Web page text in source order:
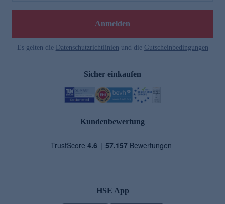
Anmelden
Es gelten die Datenschutzrichtlinien und die Gutscheinbedingungen
Sicher einkaufen
Kundenbewertung
HSE App